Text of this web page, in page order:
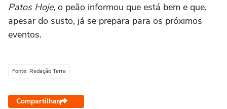
Patos Hoje, o peão informou que está bem e que,
apesar do susto, já se prepara para os próximos
eventos.
Fonte: Redação Terra
Compartilhar